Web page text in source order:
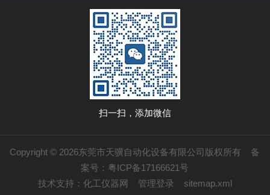
扫一扫，添加微信
Copyright © 2026东莞市天骥自动化设备有限公司版权所有 备
案号：粤ICP备17166621号
技术支持： 化工仪器网 管理登录 sitemap.xml